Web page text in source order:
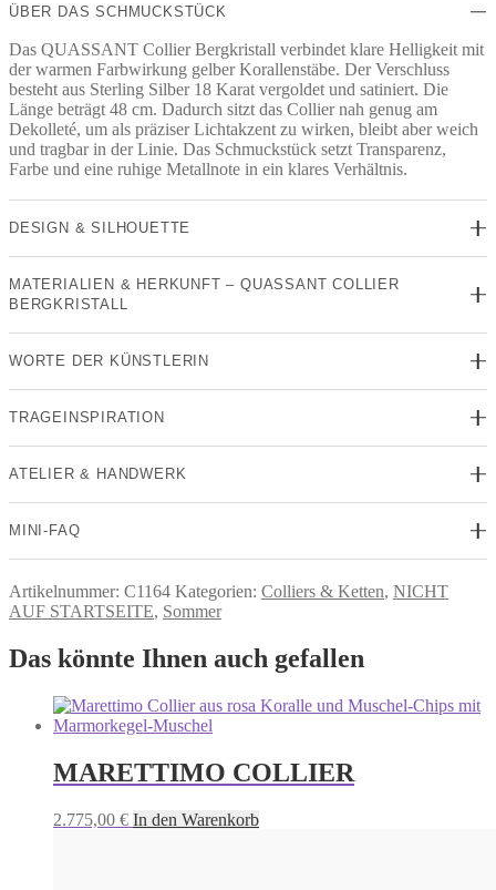
ÜBER DAS SCHMUCKSTÜCK
Das QUASSANT Collier Bergkristall verbindet klare Helligkeit mit
der warmen Farbwirkung gelber Korallenstäbe. Der Verschluss
besteht aus Sterling Silber 18 Karat vergoldet und satiniert. Die
Länge beträgt 48 cm. Dadurch sitzt das Collier nah genug am
Dekolleté, um als präziser Lichtakzent zu wirken, bleibt aber weich
und tragbar in der Linie. Das Schmuckstück setzt Transparenz,
Farbe und eine ruhige Metallnote in ein klares Verhältnis.
DESIGN & SILHOUETTE
MATERIALIEN & HERKUNFT – QUASSANT COLLIER
BERGKRISTALL
WORTE DER KÜNSTLERIN
TRAGEINSPIRATION
ATELIER & HANDWERK
MINI-FAQ
Artikelnummer: C1164 Kategorien: Colliers & Ketten, NICHT
AUF STARTSEITE, Sommer
Das könnte Ihnen auch gefallen
MARETTIMO COLLIER
2.775,00 € In den Warenkorb